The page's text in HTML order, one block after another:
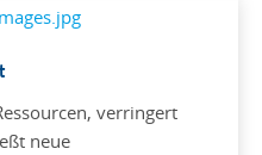
verringert
neue